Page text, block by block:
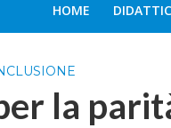
HOME
la